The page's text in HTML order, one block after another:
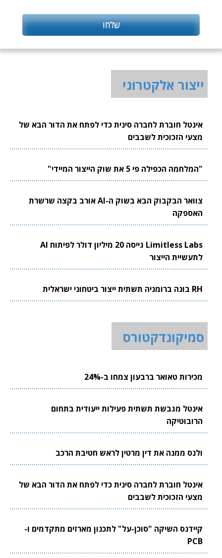
ייצור אלקטרוני
אינטל חוברת לחברה סינית כדי לפתח את הדור הבא של
מצעי הזכוכית לשבבים
"המלחמה הכפילה פי 5 את שוק הייצור המיידי"
צוואר הבקבוק הבא בשוק ה-AI אורב בקצה שרשרת
האספקה
Limitless Labs גייסה 20 מיליון דולר לפיתוח AI
לתעשיית הייצור
RH בונה ברומניה תשתית ייצור ביטחוני ישראלית
סמיקונדקטורס
מכירות טאואר ברבעון צמחו ב-24%
אינטל מגבשת תשתית פעילות ייעודית בתחום
הרובוטיקה
ולנס ממנה את דין מרטין לראש חטיבת הרכב
אינטל חוברת לחברה סינית כדי לפתח את הדור הבא של
מצעי הזכוכית לשבבים
קיידנס השיקה "סוכן-על" לתכנון מארזים מתקדמים ו-
PCB